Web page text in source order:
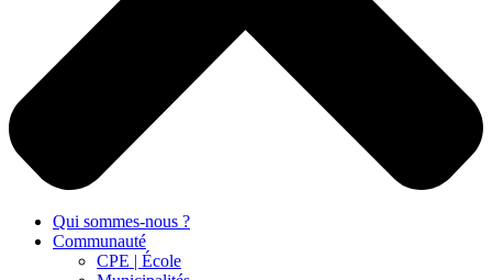
Qui sommes-nous ?
Communauté
CPE | École